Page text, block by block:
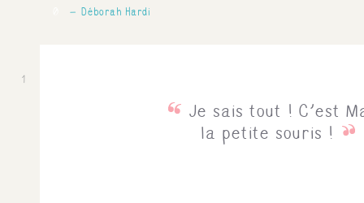
Déborah Hardi
Je sais tout ! C'est
la petite souris !
1